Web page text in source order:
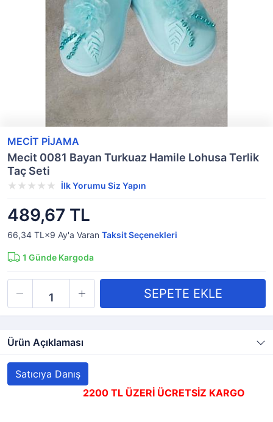
MECİT PİJAMA
Mecit 0081 Bayan Turkuaz Hamile Lohusa Terlik
Taç Seti
İlk Yorumu Siz Yapın
489,67 TL
66,34 TL×9 Ay'a Varan Taksit Seçenekleri
1 Günde Kargoda
Ürün Açıklaması
Satıcıya Danış
2200 TL ÜZERİ ÜCRETSİZ KARGO